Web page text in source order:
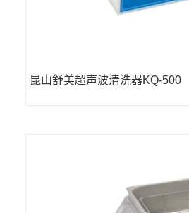
昆山舒美超声波清洗器KQ-500